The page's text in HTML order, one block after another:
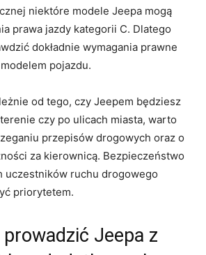
‌niektóre‍ modele Jeepa mogą
prawa jazdy kategorii C. ⁢Dlatego
⁤dokładnie wymagania prawne
pojazdu.
od‌ tego, czy Jeepem będziesz
czy po ​ulicach miasta, warto‍
przepisów‍ drogowych oraz o
za​ kierownicą. Bezpieczeństwo
⁣uczestników ruchu‌ drogowego
priorytetem.
Jeepa z